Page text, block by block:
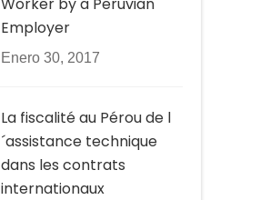
Employer
Enero 30, 2017
La fiscalité au Pérou de l
´assistance technique
dans les contrats
internationaux